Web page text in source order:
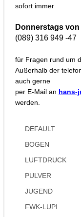
sofort immer
Donnerstags
(089) 316 949 -47
für Fragen rund um
Außerhalb der
auch gerne
per E-Mail an hans-
werden.
DEFAULT
BOGEN
LUFTDRUCK
PULVER
JUGEND
FWK-LUPI